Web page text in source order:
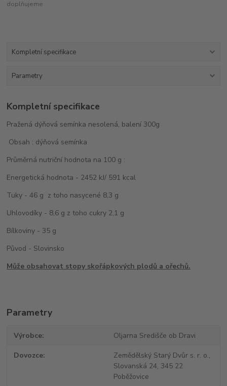
doplňujeme
Kompletní specifikace
Parametry
Kompletní specifikace
Pražená dýňová semínka nesolená, balení 300g
Obsah : dýňová semínka
Průměrná nutriční hodnota na 100 g :
Energetická hodnota - 2452 kJ/ 591 kcal
Tuky - 46 g z toho nasycené 8,3 g
Uhlovodíky - 8,6 g z toho cukry 2,1 g
Bílkoviny - 35 g
Původ - Slovinsko
Může obsahovat stopy skořápkových plodů a ořechů.
Parametry
Výrobce Oljarna Središče ob Dravi
Dovozce
Zemědělský Starý Dvůr s. r. o.,
Slovanská 24, 345 22
Poběžovice